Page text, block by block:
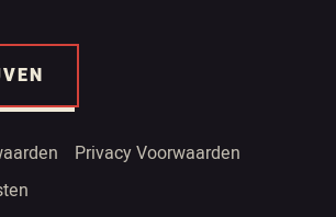
Privacy Voorwaarden